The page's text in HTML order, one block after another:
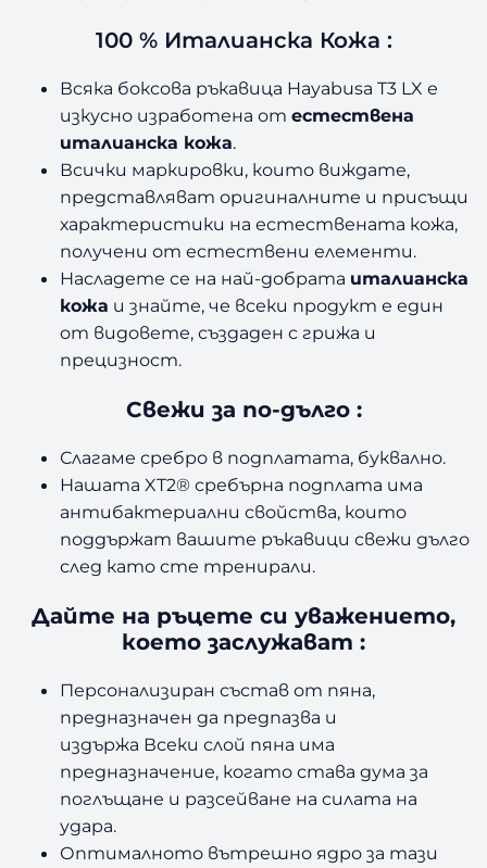
100 % Италианска Кожа :
Всяка боксова ръкавица Hayabusa T3 LX е
изкусно изработена отестествена
италианска кожа.
Всички маркировки, които виждате,
представляват оригиналните и присъщи
характеристики на естествената кожа,
получени от естествени елементи.
Насладете се на най-добрата италианска
кожа и знайте, че всеки продукт е един
от видовете, създаден с грижа и
прецизност.
Свежи за по-дълго :
Слагаме сребро в подплатата, буквално.
Нашата XT2® сребърна подплата има
антибактериални свойства, които
поддържат вашите ръкавици свежи дълго
след като сте тренирали.
Дайте на ръцете си уважението,
което заслужават :
Персонализиран състав от пяна,
предназначен да предпазва и
издържа Всеки слой пяна има
предназначение, когато става дума за
поглъщане и разсейване на силата на
удара.
Оптималното вътрешно ядро ​​за тази